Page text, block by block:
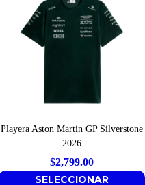
Playera Aston Martin GP Silverstone
2026
$2,799.00
SELECCIONAR